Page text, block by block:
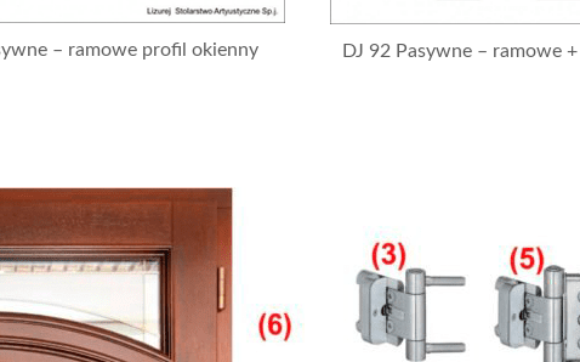
– ramowe profil okienny DJ 92 Pasywne – ramowe